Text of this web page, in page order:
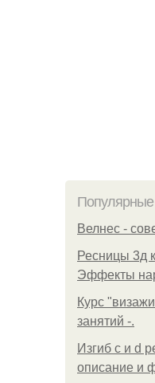
Велнес -
Ресницы 3д
Эффекты
Курс
занятий -.
Изгиб c и d
описание и